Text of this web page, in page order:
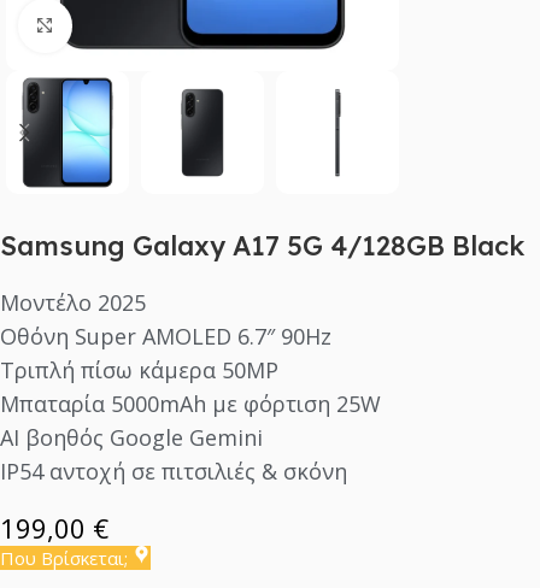
Click to enlarge
Samsung Galaxy A17 5G 4/128GB Black
Μοντέλο 2025
Οθόνη Super AMOLED 6.7″ 90Hz
Τριπλή πίσω κάμερα 50MP
Μπαταρία 5000mAh με φόρτιση 25W
AI βοηθός Google Gemini
IP54 αντοχή σε πιτσιλιές & σκόνη
199,00 €
Που Βρίσκεται;